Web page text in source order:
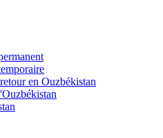
en Ouzbékistan